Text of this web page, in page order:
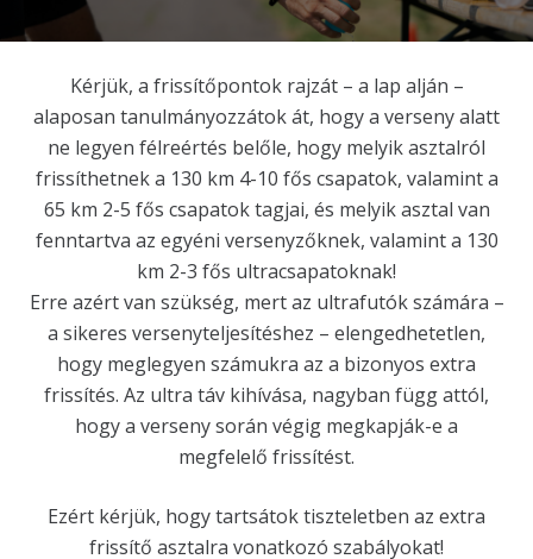
Kérjük, a frissítőpontok rajzát – a lap alján –
alaposan tanulmányozzátok át, hogy a verseny alatt
ne legyen félreértés belőle, hogy melyik asztalról
frissíthetnek a 130 km 4-10 fős csapatok, valamint a
65 km 2-5 fős csapatok tagjai, és melyik asztal van
fenntartva az egyéni versenyzőknek, valamint a 130
km 2-3 fős ultracsapatoknak!
Erre azért van szükség, mert az ultrafutók számára –
a sikeres versenyteljesítéshez – elengedhetetlen,
hogy meglegyen számukra az a bizonyos extra
frissítés. Az ultra táv kihívása, nagyban függ attól,
hogy a verseny során végig megkapják-e a
megfelelő frissítést.
Ezért kérjük, hogy tartsátok tiszteletben az extra
frissítő asztalra vonatkozó szabályokat!